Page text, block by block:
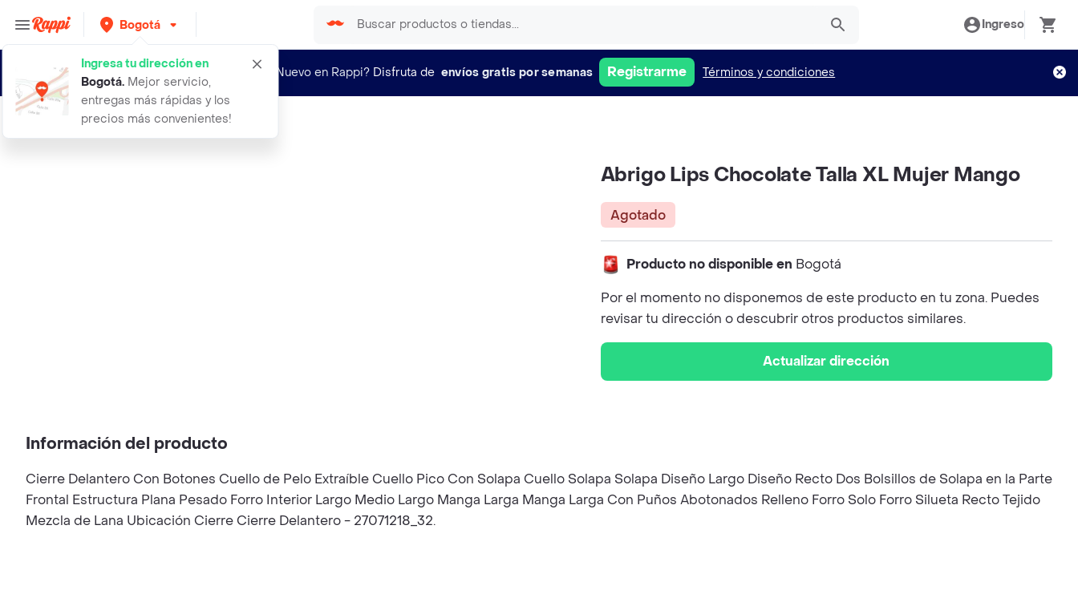
Bogotá
Ingresa tu dirección en
Bogotá. Mejor servicio,
entregas más rápidas y los
precios más convenientes!
Ingreso
¿Nuevo en Rappi? Disfruta de envíos gratis por semanas Registrarme Términos y condiciones
abrigo lips chocolate talla xl muje
Abrigo Lips Chocolate Talla XL Mujer Mango
Agotado
Producto no disponible en Bogotá
Por el momento no disponemos de este producto en tu zona. Puedes
revisar tu dirección o descubrir otros productos similares.
Actualizar dirección
Información del producto
Cierre Delantero Con Botones Cuello de Pelo Extraíble Cuello Pico Con Solapa Cuello Solapa Solapa Diseño Largo Diseño Recto Dos Bolsillos de Solapa en la Parte
Frontal Estructura Plana Pesado Forro Interior Largo Medio Largo Manga Larga Manga Larga Con Puños Abotonados Relleno Forro Solo Forro Silueta Recto Tejido
Mezcla de Lana Ubicación Cierre Cierre Delantero - 27071218_32.